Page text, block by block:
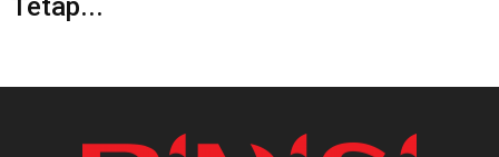
Tetap...